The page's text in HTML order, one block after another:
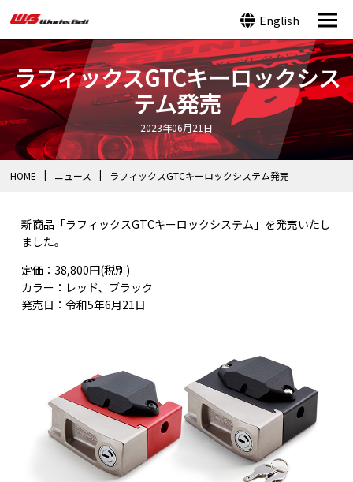
English
ラフィックスGTCキーロックシス
テム発売
2023年06月21日
HOME ニュース ラフィックスGTCキーロックシステム発売
新商品「ラフィックスGTCキーロックシステム」を発売いたし
ました。
定価：38,800円(税別)
カラー：レッド、ブラック
発売日：令和5年6月21日